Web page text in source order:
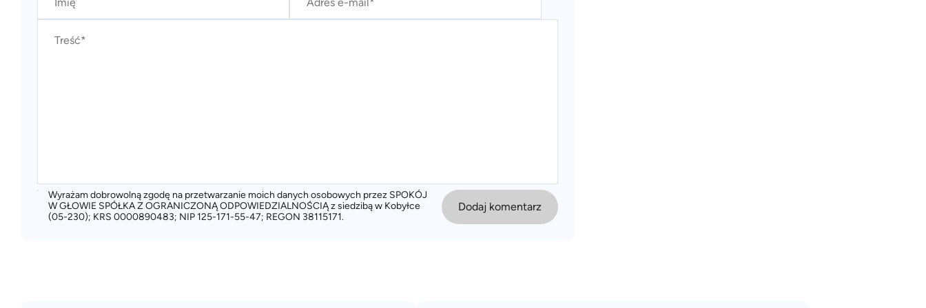
Wyrażam dobrowolną zgodę na przetwarzanie moich danych osobowych przez SPOKÓJ
W GŁOWIE SPÓŁKA Z OGRANICZONĄ ODPOWIEDZIALNOŚCIĄ z siedzibą w Kobyłce
(05-230); KRS 0000890483; NIP 125-171-55-47; REGON 38115171.
Dodaj komentarz